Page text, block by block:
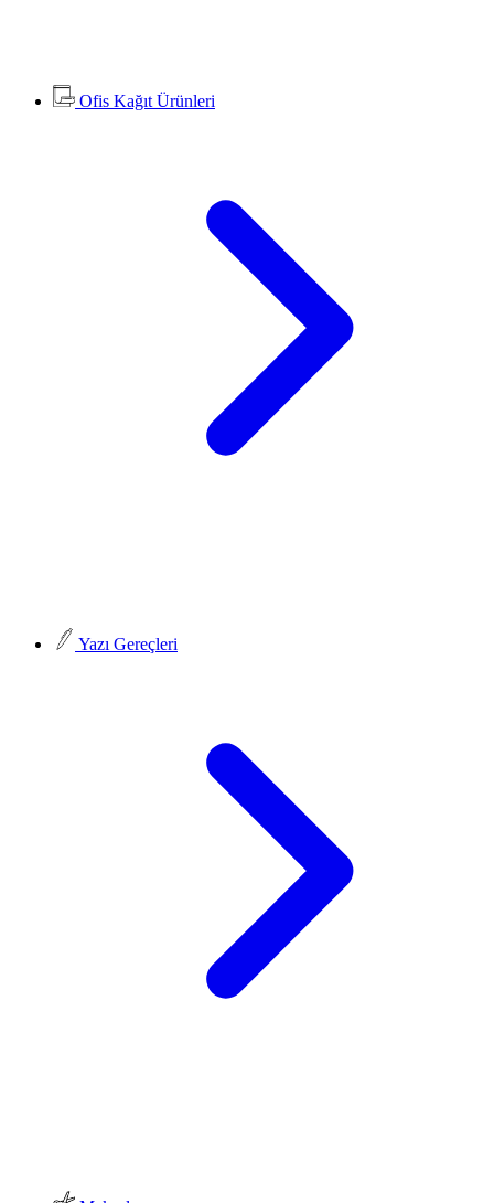
Ofis Kağıt Ürünleri
Yazı Gereçleri